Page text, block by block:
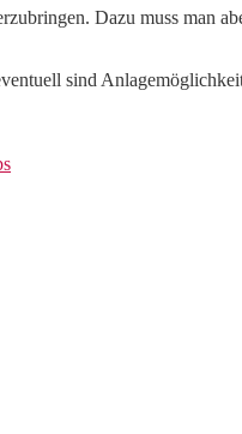
Dazu muss man
sind